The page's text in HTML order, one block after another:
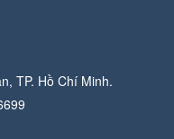
TP. Hồ Chí Minh.